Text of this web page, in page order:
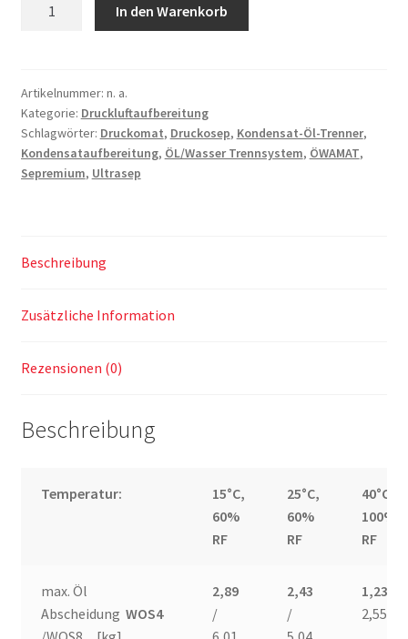
4+WOS-
8
Menge
In den Warenkorb
Artikelnummer: n. a.
Kategorie: Druckluftaufbereitung
Schlagwörter: Druckomat, Druckosep, Kondensat-Öl-Trenner,
Kondensataufbereitung, ÖL/Wasser Trennsystem, ÖWAMAT,
Sepremium, Ultrasep
Beschreibung
Zusätzliche Information
Rezensionen (0)
Beschreibung
Temperatur:
15°C,
60%
RF
25°C,
60%
RF
40°C,
100%
RF
max. Öl
AbscheidungWOS4
2,89
/
2,43
/
1,23
2,55